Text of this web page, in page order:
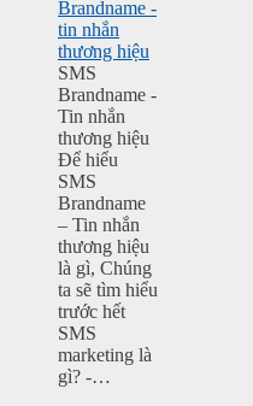
Brandname -
tin nhắn
thương hiệu
SMS
Brandname -
Tin nhắn
thương hiệu
Để hiểu
SMS
Brandname
– Tin nhắn
thương hiệu
là gì, Chúng
ta sẽ tìm hiểu
trước hết
SMS
marketing là
gì? -…